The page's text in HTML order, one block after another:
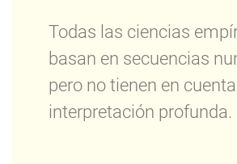
Todas las ciencias
basan en secuencias
pero no tienen en
interpretación profunda.